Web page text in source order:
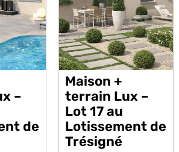
–
de
Maison +
terrain Lux –
Lot 17 au
Lotissement de
Trésigné